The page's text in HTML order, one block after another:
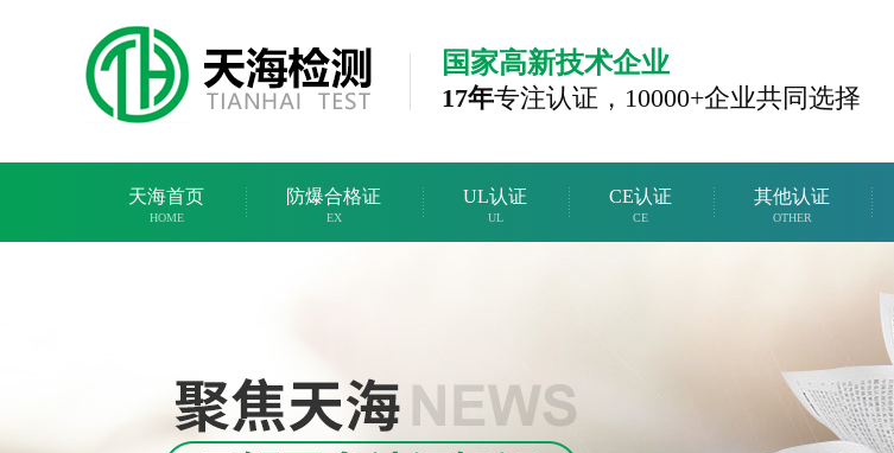
国家高新技术企业
17年专注认证， 10000+企业共同选择
天海首页
HOME
防爆合格证
EX
UL认证
UL
CE认证
CE
其他认证
OTHER